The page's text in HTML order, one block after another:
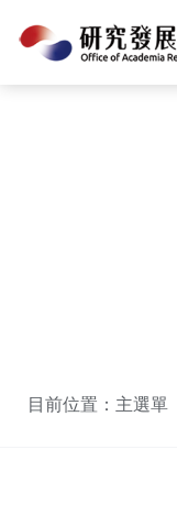
目前位置：主選單